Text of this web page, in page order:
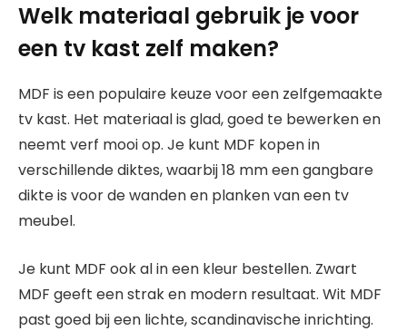
Welk materiaal gebruik je voor
een tv kast zelf maken?
MDF is een populaire keuze voor een zelfgemaakte
tv kast. Het materiaal is glad, goed te bewerken en
neemt verf mooi op. Je kunt MDF kopen in
verschillende diktes, waarbij 18 mm een gangbare
dikte is voor de wanden en planken van een tv
meubel.
Je kunt MDF ook al in een kleur bestellen. Zwart
MDF geeft een strak en modern resultaat. Wit MDF
past goed bij een lichte, scandinavische inrichting.